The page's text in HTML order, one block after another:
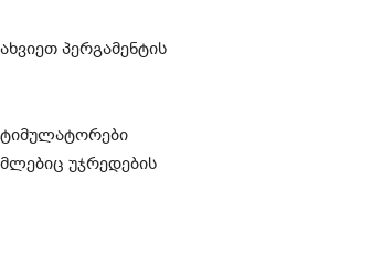
პერგამენტის
უჯრედების